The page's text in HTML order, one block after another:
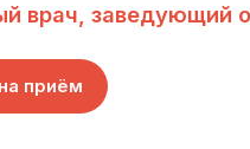
врач, заведующий
приём